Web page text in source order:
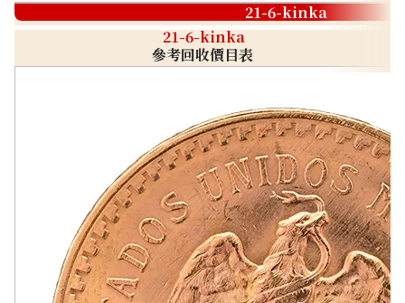
21-6-kinka
21-6-kinka
參考回收價目表